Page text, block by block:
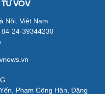
Văn hóa
Âm nhạc
VOV
Nội, Việt Nam
24-39344230
Phạm Công Hân, Đặng